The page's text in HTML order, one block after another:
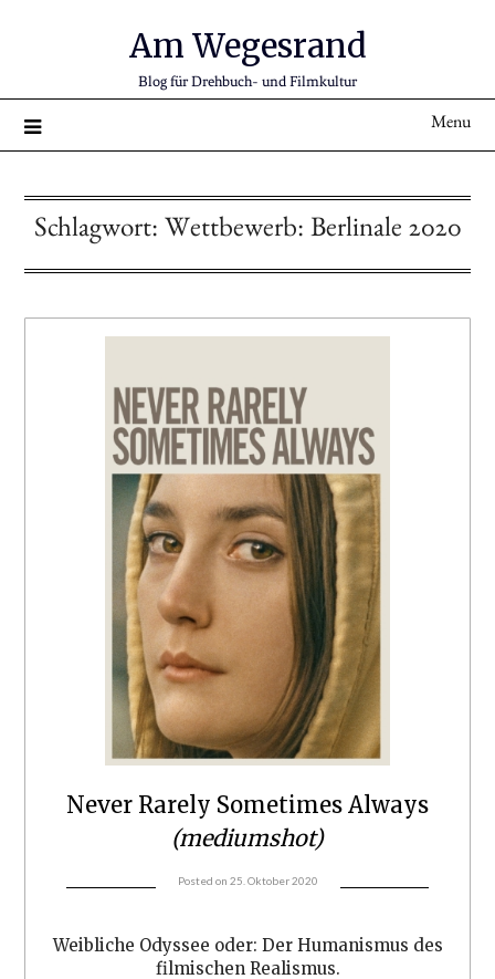
Am Wegesrand
Blog für Drehbuch- und Filmkultur
Menu
Schlagwort: Wettbewerb: Berlinale 2020
Never Rarely Sometimes Always
(mediumshot)
Posted on 25. Oktober 2020
Weibliche Odyssee oder: Der Humanismus des
filmischen Realismus.